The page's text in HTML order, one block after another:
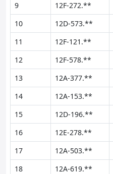
9
12F-272.**
10
12D-573.**
11
12F-121.**
12
12F-578.**
13
12A-377.**
14
12A-153.**
15
12D-196.**
16
12E-278.**
17
12A-503.**
18
12A-619.**